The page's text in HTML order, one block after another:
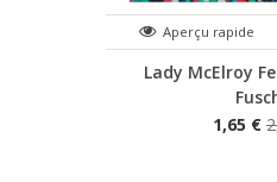
Aperçu rapide
Lady McElroy
1,65 €